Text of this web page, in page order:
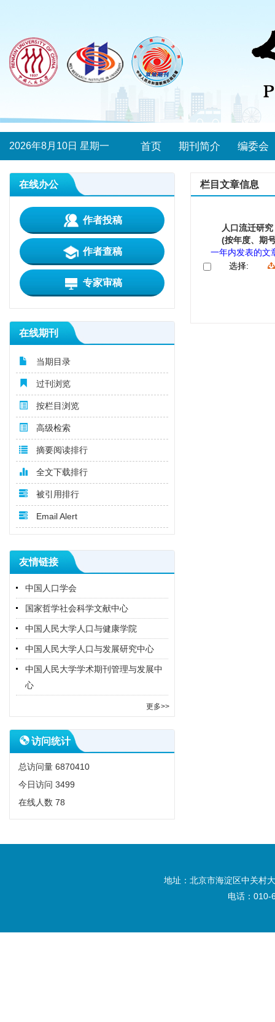
2026年8月10日 星期一 首页 期刊简介 编委会
在线办公
作者投稿
作者查稿
专家审稿
在线期刊
当期目录
过刊浏览
按栏目浏览
高级检索
摘要阅读排行
全文下载排行
被引用排行
Email Alert
友情链接
中国人口学会
国家哲学社会科学文献中心
中国人民大学人口与健康学院
中国人民大学人口与发展研究中心
中国人民大学学术期刊管理与发展中
心
更多>>
访问统计
总访问量 6870410
今日访问 3499
在线人数 78
栏目文章信息
人口流迁研
(按年度、期
一年内发表的文
选择:
地址：北京市海淀区中关村
电话：